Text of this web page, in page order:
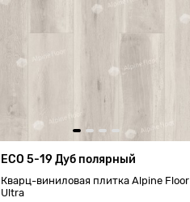
ECO 5-19 Дуб полярный
Кварц-виниловая плитка Alpine Floor
Ultra